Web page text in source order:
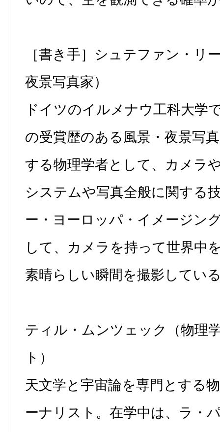
［書き手］シュテファン・リ
夜景写真家）
ドイツのイルメナウ工科大学
の受賞歴のある風景・夜景写
する物理学者として、カメラ
システムや写真全般に関する
ー・ヨーロッパ・イメージン
して、カメラを持って世界中
素晴らしい瞬間を撮影してい
ティル・ムンツェック（物理
ト）
天文学と宇宙論を専門とする
ーナリスト。在学中は、ラ・